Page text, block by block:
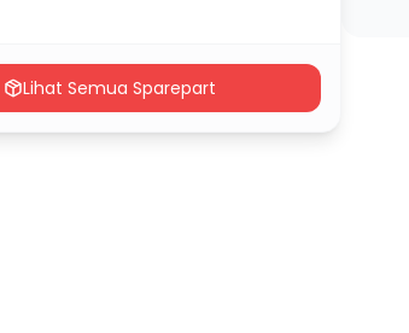
Lihat Semua Sparepart